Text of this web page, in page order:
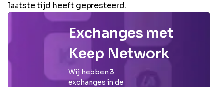
laatste tijd heeft gepresteerd.
Exchanges met
Keep Network
Wij hebben 3
exchanges in de